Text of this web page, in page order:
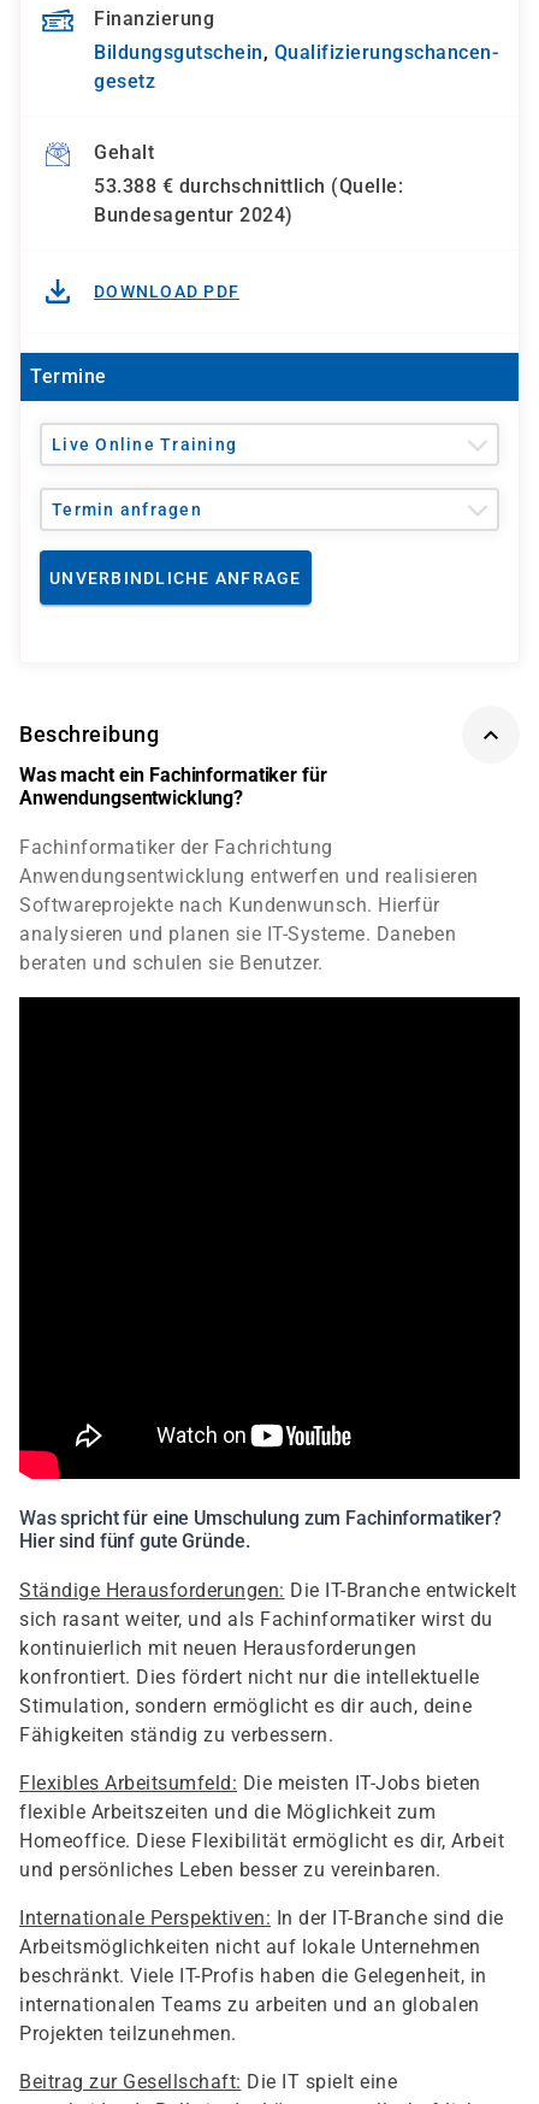
Finanzierung
Bildungsgutschein, Qualifizierungs­chancen­
gesetz
Gehalt
53.388 € durchschnittlich (Quelle:
Bundesagentur 2024)
DOWNLOAD PDF
Termine
Live Online Training
Termin anfragen
UNVERBINDLICHE ANFRAGE
Beschreibung
Was macht ein Fachinformatiker für
Anwendungsentwicklung?
Fachinformatiker der Fachrichtung
Anwendungsentwicklung entwerfen und realisieren
Softwareprojekte nach Kundenwunsch. Hierfür
analysieren und planen sie IT-Systeme. Daneben
beraten und schulen sie Benutzer.
Was spricht für eine Umschulung zum Fachinformatiker?
Hier sind fünf gute Gründe.
Ständige Herausforderungen: Die IT-Branche entwickelt
sich rasant weiter, und als Fachinformatiker wirst du
kontinuierlich mit neuen Herausforderungen
konfrontiert. Dies fördert nicht nur die intellektuelle
Stimulation, sondern ermöglicht es dir auch, deine
Fähigkeiten ständig zu verbessern.
Flexibles Arbeitsumfeld: Die meisten IT-Jobs bieten
flexible Arbeitszeiten und die Möglichkeit zum
Homeoffice. Diese Flexibilität ermöglicht es dir, Arbeit
und persönliches Leben besser zu vereinbaren.
Internationale Perspektiven: In der IT-Branche sind die
Arbeitsmöglichkeiten nicht auf lokale Unternehmen
beschränkt. Viele IT-Profis haben die Gelegenheit, in
internationalen Teams zu arbeiten und an globalen
Projekten teilzunehmen.
Beitrag zur Gesellschaft: Die IT spielt eine